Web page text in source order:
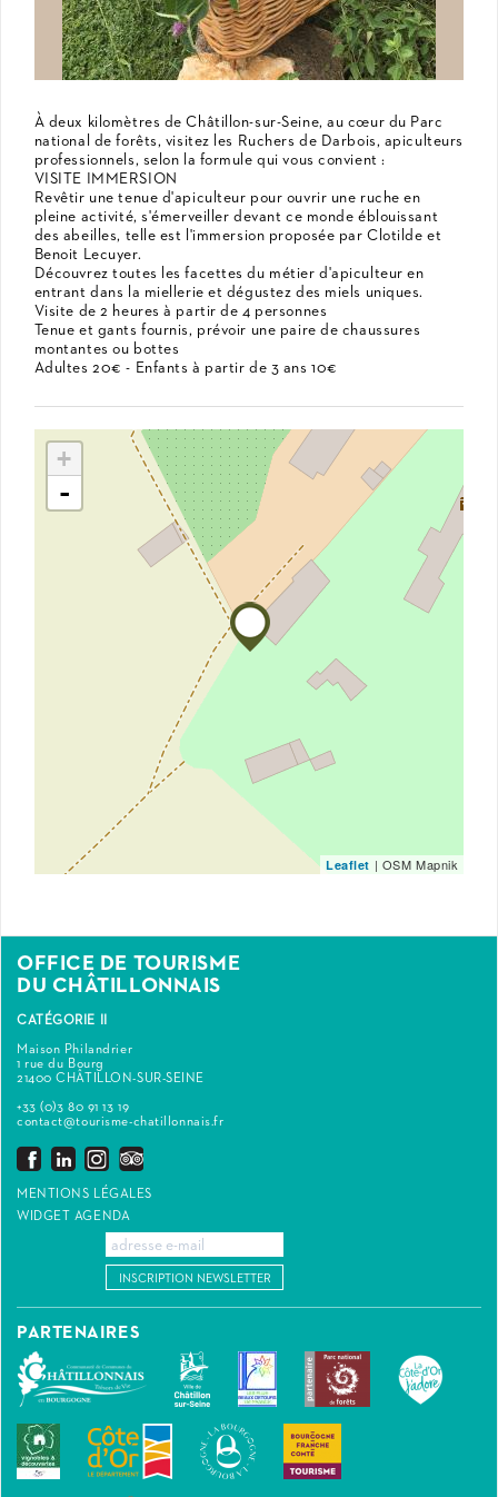
À deux kilomètres de Châtillon-sur-Seine, au cœur du Parc
national de forêts, visitez les Ruchers de Darbois, apiculteurs
professionnels, selon la formule qui vous convient :
VISITE IMMERSION
Revêtir une tenue d'apiculteur pour ouvrir une ruche en
pleine activité, s'émerveiller devant ce monde éblouissant
des abeilles, telle est l'immersion proposée par Clotilde et
Benoit Lecuyer.
Découvrez toutes les facettes du métier d'apiculteur en
entrant dans la miellerie et dégustez des miels uniques.
Visite de 2 heures à partir de 4 personnes
Tenue et gants fournis, prévoir une paire de chaussures
montantes ou bottes
Adultes 20€ - Enfants à partir de 3 ans 10€
+
-
Leaflet | OSM Mapnik
OFFICE DE TOURISME
DU CHÂTILLONNAIS
CATÉGORIE II
Maison Philandrier
1 rue du Bourg
21400 CHÂTILLON-SUR-SEINE
+33 (0)3 80 91 13 19
contact@tourisme-chatillonnais.fr
MENTIONS LÉGALES
WIDGET AGENDA
INSCRIPTION NEWSLETTER
PARTENAIRES